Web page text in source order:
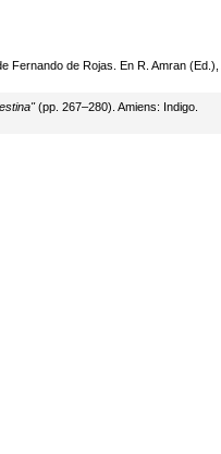
Fernando de Rojas. En R. Amran (Ed.),
(pp. 267–280). Amiens: Indigo.